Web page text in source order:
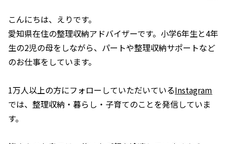
こんにちは、えりです。
愛知県在住の整理収納アドバイザーです。小学6年生と4年
生の2児の母をしながら、パートや整理収納サポートなど
のお仕事をしています。
1万人以上の方にフォローしていただいているInstagram
では、整理収納・暮らし・子育てのことを発信していま
す。